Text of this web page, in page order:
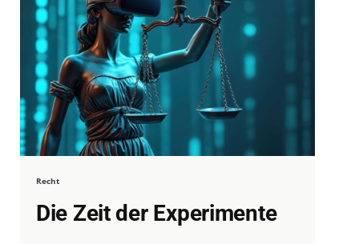
Recht
Die Zeit der Experimente